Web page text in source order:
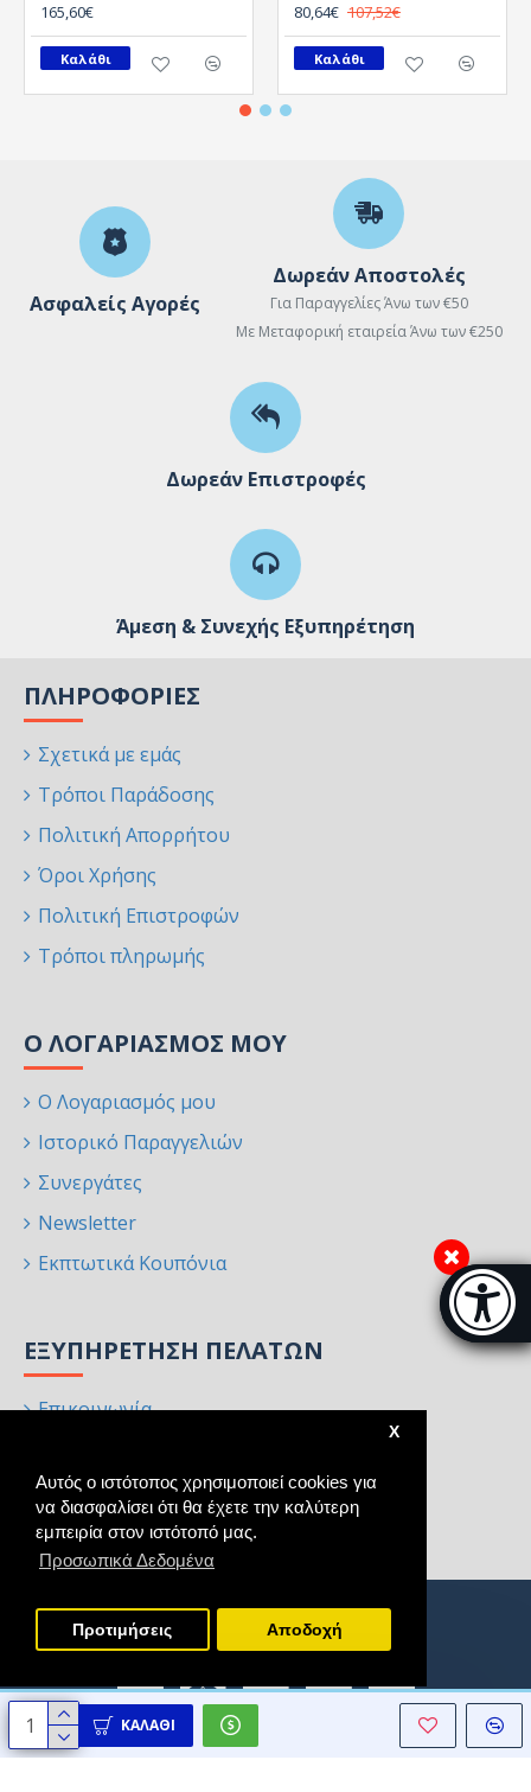
Αυτός ο ιστότοπος χρησιμοποιεί cookies για
να διασφαλίσει ότι θα έχετε την καλύτερη
εμπειρία στον ιστότοπό μας.
Προσωπικά Δεδομένα
X
Προτιμήσεις Aποδοχή
Μπάρα
ΚΑΛΆΘΙ
165,60€
Καλάθι
80,64€ 107,52€
Καλάθι
Ασφαλείς Αγορές
Δωρεάν Αποστολές
Για Παραγγελίες Άνω των €50
Με Μεταφορική εταιρεία Άνω των €250
Δωρεάν Επιστροφές
Άμεση & Συνεχής Εξυπηρέτηση
ΠΛΗΡΟΦΟΡΊΕΣ
Σχετικά με εμάς
Τρόποι Παράδοσης
Πολιτική Απορρήτου
Όροι Χρήσης
Πολιτική Επιστροφών
Τρόποι πληρωμής
Ο ΛΟΓΑΡΙΑΣΜΌΣ ΜΟΥ
Ο Λογαριασμός μου
Ιστορικό Παραγγελιών
Συνεργάτες
Newsletter
Εκπτωτικά Κουπόνια
ΕΞΥΠΗΡΈΤΗΣΗ ΠΕΛΑΤΏΝ
Επικοινωνία
Χάρτης Ιστότοπου
Κατασκευαστές
Copyright © 2021 - 2025, Homeart, All Rights Reserved